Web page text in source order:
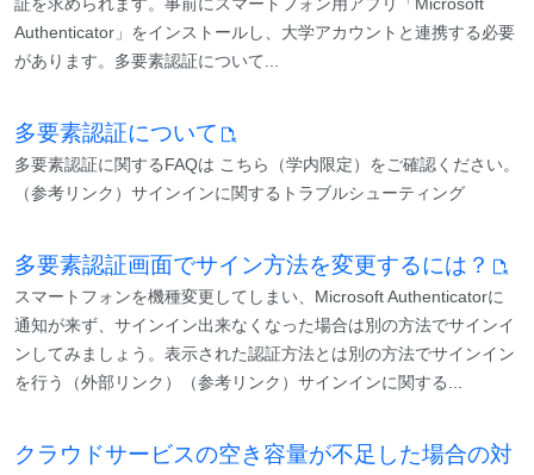
証を求められます。事前にスマートフォン用アプリ「Microsoft
Authenticator」をインストールし、大学アカウントと連携する必要
があります。多要素認証について...
多要素認証について
多要素認証に関するFAQは こちら（学内限定）をご確認ください。
（参考リンク）サインインに関するトラブルシューティング
多要素認証画面でサイン方法を変更するには？
スマートフォンを機種変更してしまい、Microsoft Authenticatorに
通知が来ず、サインイン出来なくなった場合は別の方法でサインイ
ンしてみましょう。表示された認証方法とは別の方法でサインイン
を行う（外部リンク）（参考リンク）サインインに関する...
クラウドサービスの空き容量が不足した場合の対